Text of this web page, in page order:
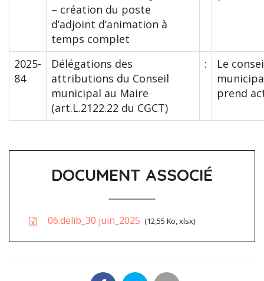
– création du poste
d’adjoint d’animation à
temps complet
2025-
84
Délégations des
attributions du Conseil
municipal au Maire
(art.L.2122.22 du CGCT)
:
Le
prend
DOCUMENT ASSOCIÉ
06.delib_30 juin_2025 12,55 Ko, xlsx